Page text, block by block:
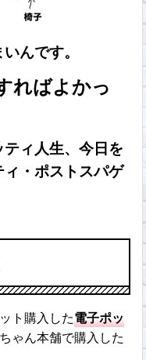
んです。
ればよかっ
ィ人生、今日を
・ポストスパゲ
ト購入した電子ポッ
ゃん本舗で購入した